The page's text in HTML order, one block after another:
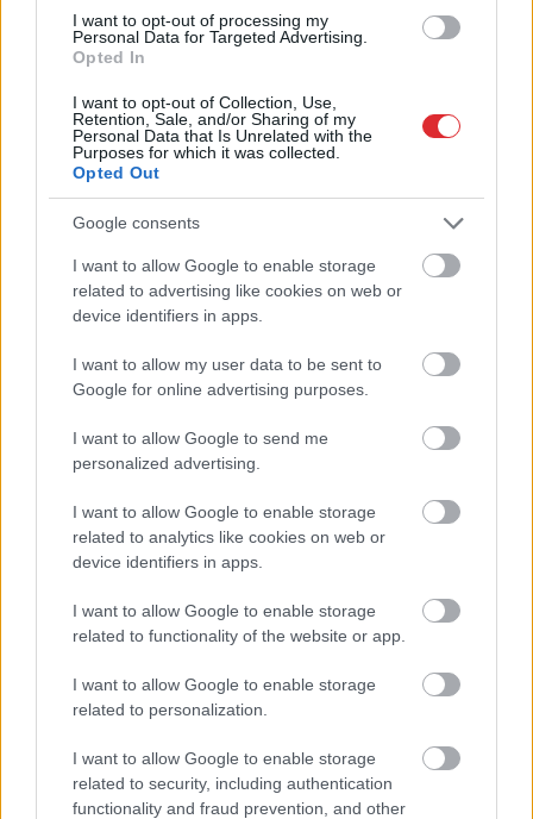
I want to opt-out of processing my
Personal Data for Targeted Advertising.
Opted In
I want to opt-out of Collection, Use,
Retention, Sale, and/or Sharing of my
Personal Data that Is Unrelated with the
Purposes for which it was collected.
Opted Out
Google consents
I want to allow Google to enable storage
related to advertising like cookies on web or
device identifiers in apps.
I want to allow my user data to be sent to
Google for online advertising purposes.
I want to allow Google to send me
personalized advertising.
I want to allow Google to enable storage
related to analytics like cookies on web or
device identifiers in apps.
I want to allow Google to enable storage
related to functionality of the website or app.
I want to allow Google to enable storage
related to personalization.
I want to allow Google to enable storage
related to security, including authentication
functionality and fraud prevention, and other
Lietuvasmilitārie
izlūkdienesti: Krievija
apsver triecienus Baltijas
kritiskajai infrastruktūrai,
ir informācija par
konkrētu scenāriju
TESTS. Matemātikas
duelis: vai vari pārspēt
deviņgadnieku
Lietuviešu uzņēmējs
piedāvā vēl nedzirdētu
glābšanai: “”airBaltic”
mums nav vienkārši
uzņēmums”
Atcelt Ziņot